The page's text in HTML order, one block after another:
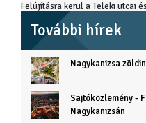
Felújításra kerül a Teleki utcai
További hírek
Nagykanizsa
Sajtóközlemény -
Nagykanizsán